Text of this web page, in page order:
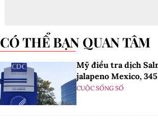
CÓ THỂ BẠN QUAN TÂM
Mỹ điều tra dịch
jalapeno Mexico,
CUỘC SỐNG SỐ